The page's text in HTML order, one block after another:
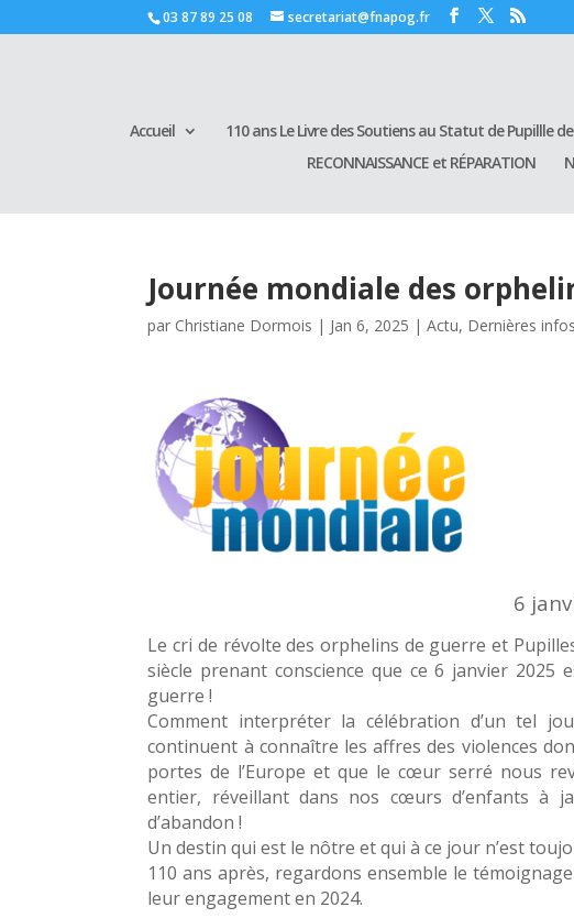
03 87 89 25 08 secretariat@fnapog.fr
Accueil 110 ans Le Livre des Soutiens au Statut de Pupillle
RECONNAISSANCE et RÉPARATION
Journée mondiale des
par Christiane Dormois | Jan 6, 2025 |Actu, Dernières infos
6
Le cri de révolte des orphelins de guerre et
siècle prenant conscience que ce 6 janvier 2025
guerre !
Comment interpréter la célébration d’un tel
continuent à connaître les affres des violences
portes de l’Europe et que le cœur serré nous
entier, réveillant dans nos cœurs d’enfants à
d’abandon !
Un destin qui est le nôtre et qui à ce jour n’est
110 ans après, regardons ensemble le
leur engagement en 2024.